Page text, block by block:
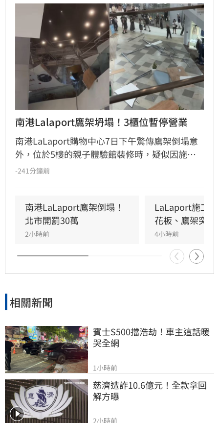
南港Lalaport鷹架坍塌！3櫃位暫停營業
南港LaLaport購物中心7日下午驚傳鷹架倒塌意
外，位於5樓的親子體驗館裝修時，疑似因施工
未固定妥當，導致鷹架與天花板崩落，現場粉塵
3樓部分櫃位暫停營業，其餘區域則維持正常運
作，目前相關單位正積極介入調查，以確保商場
消費安全。
-241分鐘前
南港LaLaport鷹架倒塌！
北市開罰30萬
2小時前
LaLaport施工
花板、鷹架突掉
4小時前
相關新聞
賓士S500擋浩劫！車主這話暖
哭全網
1小時前
慈濟遭詐10.6億元！全款拿回
解方曝
2小時前